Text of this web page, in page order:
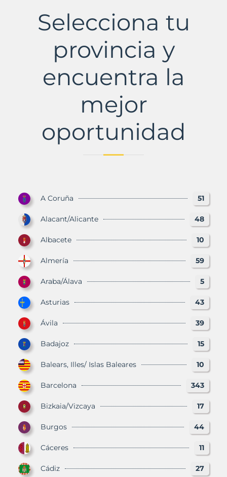
MurbalandsSelecciona tu
provincia y
encuentra la
mejor
oportunidad
A Coruña 51
Alacant/Alicante 48
Albacete 10
Almería 59
Araba/Álava 5
Asturias 43
Ávila 39
Badajoz 15
Balears, Illes/ Islas Baleares 10
Barcelona 343
Bizkaia/Vizcaya 17
Burgos 44
Cáceres 11
Cádiz 27